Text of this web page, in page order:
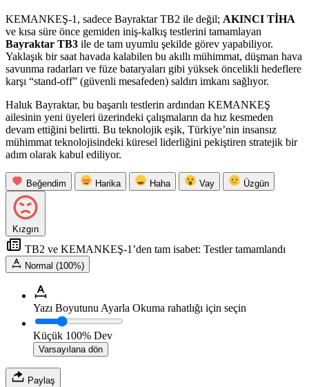
KEMANKEŞ-1, sadece Bayraktar TB2 ile değil; AKINCI TİHA
ve kısa süre önce gemiden iniş-kalkış testlerini tamamlayan
Bayraktar TB3 ile de tam uyumlu şekilde görev yapabiliyor.
Yaklaşık bir saat havada kalabilen bu akıllı mühimmat, düşman hava
savunma radarları ve füze bataryaları gibi yüksek öncelikli hedeflere
karşı “stand-off” (güvenli mesafeden) saldırı imkanı sağlıyor.
Haluk Bayraktar, bu başarılı testlerin ardından KEMANKEŞ
ailesinin yeni üyeleri üzerindeki çalışmaların da hız kesmeden
devam ettiğini belirtti. Bu teknolojik eşik, Türkiye’nin insansız
mühimmat teknolojisindeki küresel liderliğini pekiştiren stratejik bir
adım olarak kabul ediliyor.
Beğendim Harika Haha Vay Üzgün
Kızgın
TB2 ve KEMANKEŞ-1’den tam isabet: Testler tamamlandı
Normal (100%)
Yazı Boyutunu Ayarla Okuma rahatlığı için seçin
Küçük 100% Dev
Varsayılana dön
Paylaş